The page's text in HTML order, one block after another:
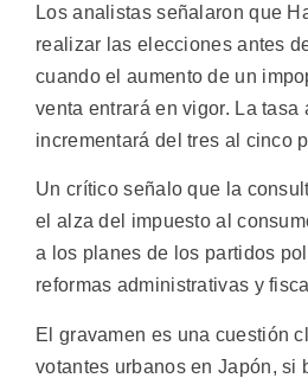
Los analistas señalaron que
realizar las elecciones antes
cuando el aumento de un
venta entrará en vigor. La tasa
incrementará del tres al cinco
Un crítico señalo que la
el alza del impuesto al
a los planes de los partidos
reformas administrativas y
El gravamen es una cuestión
votantes urbanos en Japón, si